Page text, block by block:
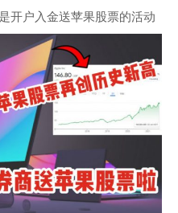
开户入金送苹果股票的活动